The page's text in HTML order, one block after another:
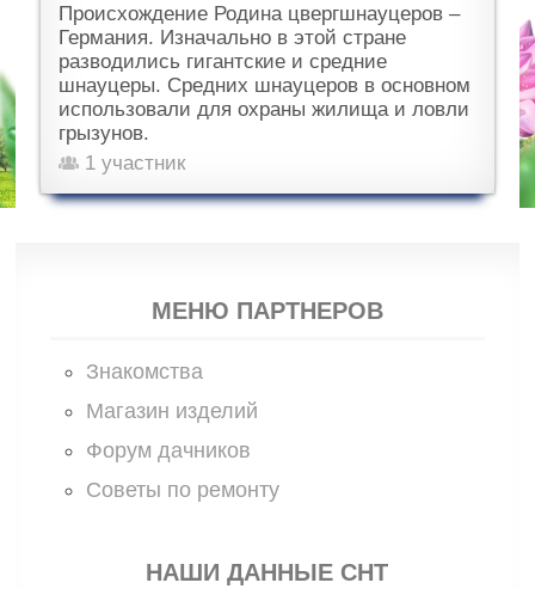
Происхождение Родина цвергшнауцеров –
Германия. Изначально в этой стране
разводились гигантские и средние
шнауцеры. Средних шнауцеров в основном
использовали для охраны жилища и ловли
грызунов.
1 участник
МЕНЮ ПАРТНЕРОВ
Знакомства
Магазин изделий
Форум дачников
Советы по ремонту
НАШИ ДАННЫЕ СНТ